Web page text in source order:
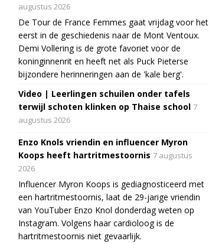
augustus 2026
De Tour de France Femmes gaat vrijdag voor het
eerst in de geschiedenis naar de Mont Ventoux.
Demi Vollering is de grote favoriet voor de
koninginnenrit en heeft net als Puck Pieterse
bijzondere herinneringen aan de 'kale berg'.
Video | Leerlingen schuilen onder tafels
terwijl schoten klinken op Thaise school 7
augustus 2026
Enzo Knols vriendin en influencer Myron
Koops heeft hartritmestoornis 7 augustus
2026
Influencer Myron Koops is gediagnosticeerd met
een hartritmestoornis, laat de 29-jarige vriendin
van YouTuber Enzo Knol donderdag weten op
Instagram. Volgens haar cardioloog is de
hartritmestoornis niet gevaarlijk.